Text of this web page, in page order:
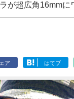
が超広角16mmに
ア はてブ